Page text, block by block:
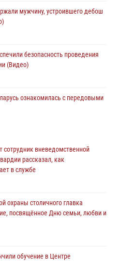
мужчину, устроившего дебош
безопасность проведения
(Видео)
ознакомилась с передовыми
прямого эфира на «Радио Москвы»
подозреваемого в нападении
вневедомственной
рассказал, как
в службе
охраны столичного главка
посвящённое Дню семьи, любви и
обучение в Центре